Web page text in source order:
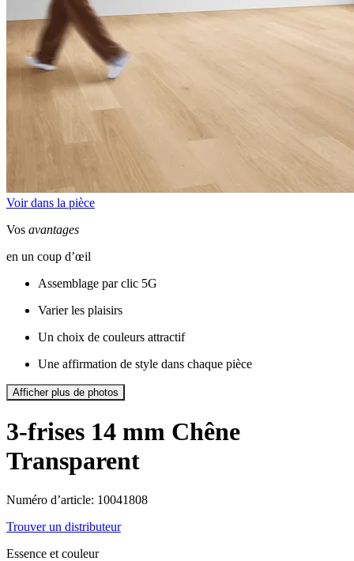
Voir dans la pièce
Vos avantages
en un coup d’œil
Assemblage par clic 5G
Varier les plaisirs
Un choix de couleurs attractif
Une affirmation de style dans chaque pièce
Afficher plus de photos
3-frises 14 mm Chêne
Transparent
Numéro d’article: 10041808
Trouver un distributeur
Essence et couleur